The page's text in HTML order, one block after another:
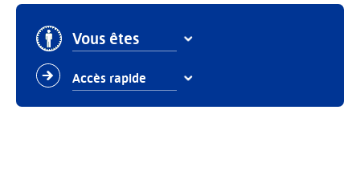
Vous êtes
Accès rapide